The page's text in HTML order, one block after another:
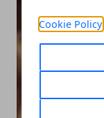
Cookie Policy